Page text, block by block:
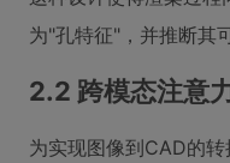
为"孔特征"，并推断其
2.2 跨模态注意
为实现图像到CAD的